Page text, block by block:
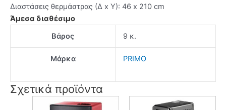
Διαστάσεις θερμάστρας (Δ x Υ): 46 x 210 cm
Άμεσα διαθέσιμο
Βάρος
9 κ.
Μάρκα PRIMO
Σχετικά προϊόντα